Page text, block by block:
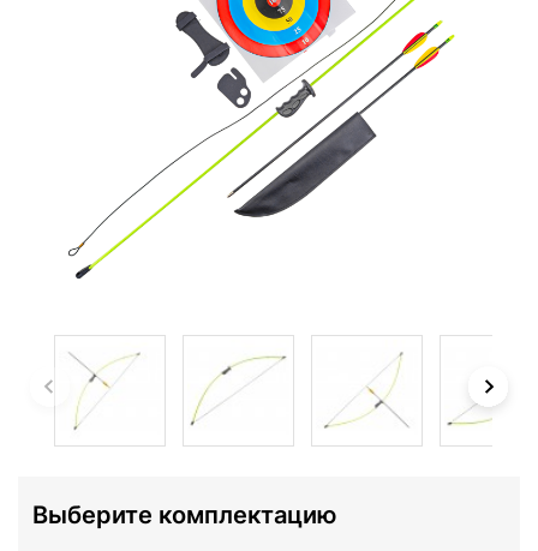
Выберите комплектацию